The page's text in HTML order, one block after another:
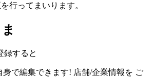
行ってまいります。
録すると
身で編集できます! 店舗/企業情報を ご